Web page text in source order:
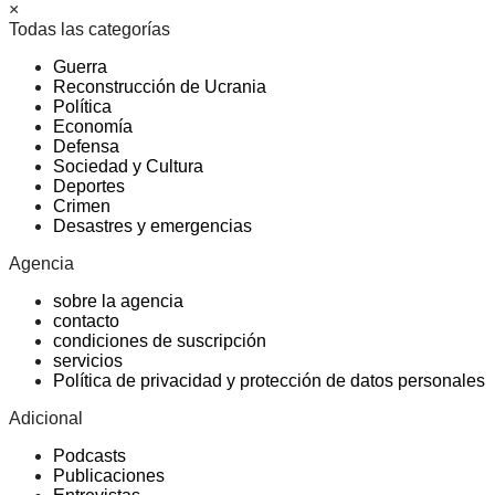
×
Todas las categorías
Guerra
Reconstrucción de Ucrania
Política
Economía
Defensa
Sociedad y Cultura
Deportes
Crimen
Desastres y emergencias
Agencia
sobre la agencia
contacto
condiciones de suscripción
servicios
Política de privacidad y protección de datos personales
Adicional
Podcasts
Publicaciones